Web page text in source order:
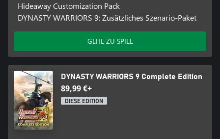
Hideaway Customization Pack
DYNASTY WARRIORS 9: Zusätzliches Szenario-Paket
GEHE ZU SPIEL
DYNASTY WARRIORS 9 Complete Edition
89,99 €+
DIESE EDITION